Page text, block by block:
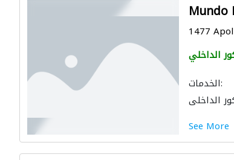
Mundo
1477
الداخلي
الخدمات:
الداخلي
See More